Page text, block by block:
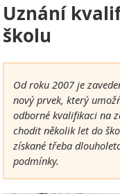
Uznání
školu
Od roku 2007 je
nový prvek, který
odborné kvalifikaci na
chodit několik let do
získané třeba
podmínky.